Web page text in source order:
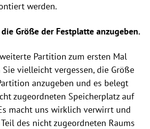
werden.
Größe der Festplatte anzugeben.
Partition zum ersten Mal
vielleicht vergessen, die Größe
anzugeben und es belegt
zugeordneten Speicherplatz auf
macht uns wirklich verwirrt und
des nicht zugeordneten Raums